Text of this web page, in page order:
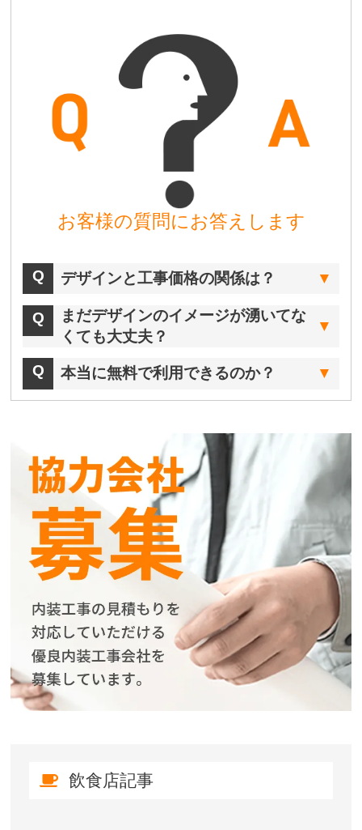
お客様の質問にお答えします
デザインと工事価格の関係は？
まだデザインのイメージが湧いてな
くても大丈夫？
本当に無料で利用できるのか？
飲食店記事